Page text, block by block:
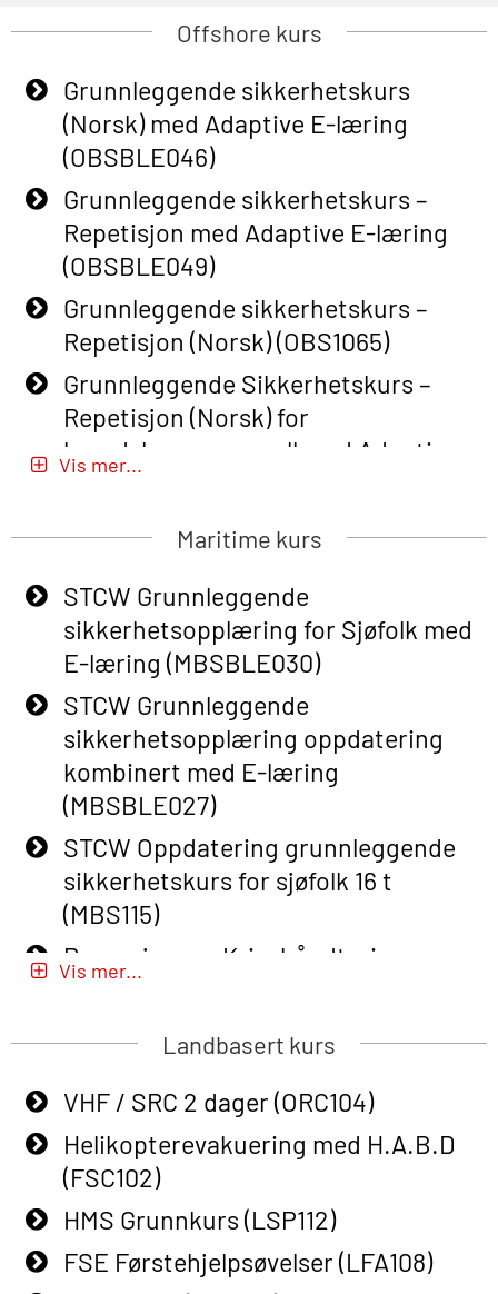
Offshore kurs
Grunnleggende sikkerhetskurs
(Norsk) med Adaptive E-læring
(OBSBLE046)
Grunnleggende sikkerhetskurs –
Repetisjon med Adaptive E-læring
(OBSBLE049)
Grunnleggende sikkerhetskurs –
Repetisjon (Norsk) (OBS1065)
Grunnleggende Sikkerhetskurs –
Repetisjon (Norsk) for
beredskapspersonell med Adaptive
E-læring (OBSBLE051)
Basic Safety Training (English) – with
Adaptive E-learning (OBSBLE047)
Basic Safety Training – Refresher
Course (English) with E-learning
(OBSBLE048)
Basic Safety Training – Refresher
Course (English) (OBS1063)
Basic Safety Training (English) – with
E-learning (OBSBLE050)
Helikopterevakuering inkl pustelunge
med adaptive e-læring (OSEBLE018)
Helicopter Underwater Escape incl.
Airpocket with E-learning (English)
Additional Basic Safety Training for
Grunnleggende Sikkerhetskurs –
Rep. for helikoptermannskap inkl.
HABD (FSC122)
Påbygging fra Offshore Norge til
Grunnleggende sikkerhetsopplæring
Vis mer...
Maritime kurs
STCW Grunnleggende
sikkerhetsopplæring for Sjøfolk med
E-læring (MBSBLE030)
STCW Grunnleggende
sikkerhetsopplæring oppdatering
kombinert med E-læring
(MBSBLE027)
STCW Oppdatering grunnleggende
sikkerhetskurs for sjøfolk 16 t
(MBS115)
Passasjer- og Krisehåndtering
(MBSBLE020)
Passasjer- og Krisehåndtering
oppdatering (MBSBLE019)
STCW Grunnleggende
sikkerhetsopplæring for fiskere
(MBSBLE031)
STCW Grunnleggende
sikkerhetsopplæring for fiskere
oppdatering (MBSBLE032)
Vis mer...
Landbasert kurs
VHF / SRC 2 dager (ORC104)
Helikopterevakuering med H.A.B.D
(FSC102)
HMS Grunnkurs (LSP112)
FSE Førstehjelpsøvelser (LFA108)